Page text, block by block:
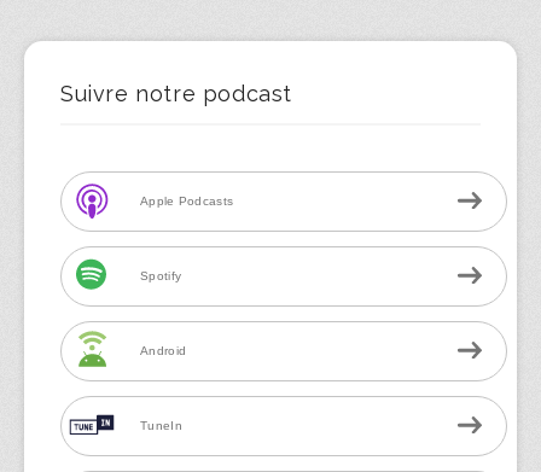
Suivre notre podcast
Apple Podcasts
Spotify
Android
TuneIn